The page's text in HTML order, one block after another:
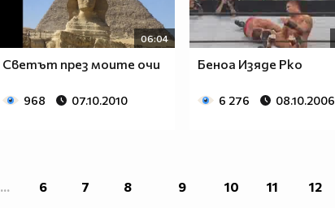
06:04
Светът през моите очи
968 07.10.2010
Беноа Изяде Рко
6 276 08.10.2006
... 6 7 8 9 10 11 12